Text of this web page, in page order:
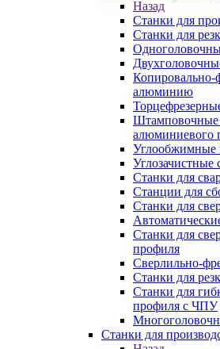
Назад
Станки для
Станки для
Копировально-
алюминию
Штамповочные
алюминиевого
Углообжимные
Углозачистные
Станки для
Станции для
Станки для
Станки для
профиля
Сверлильно-
Станки для
Станки для
профиля с ЧПУ
Станки для